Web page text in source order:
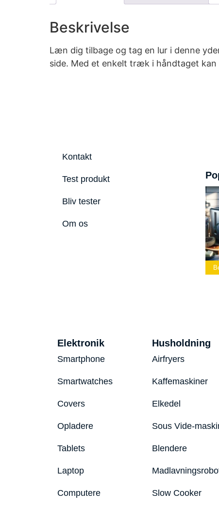
Beskrivelse
Læn dig tilbage og tag en lur i denne
side. Med et enkelt træk i håndtaget
Kontakt
Test produkt
Bliv tester
Om os
Elektronik
Smartphone
Smartwatches
Covers
Opladere
Tablets
Laptop
Computere
Husholdning
Airfryers
Kaffemaskiner
Elkedel
Sous Vide-
Blendere
Slow Cooker